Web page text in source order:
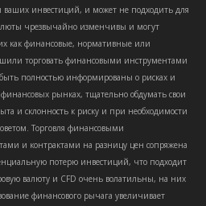
ваших инвестиций, и может не подходить для
чрезвычайно изменчивы и могут
как финансовые, нормативные или
торговать финансовыми инструментами
полностью информированы о рисках и
финансовых рынках, тщательно обдумать свои
и склонность к риску и при необходимости
Торговля финансовыми
и контрактами на разницу цен сопряжена
потерю инвестиций, что подходит
валюту и CFD очень волатильны, на них
финансового рычага увеличивает